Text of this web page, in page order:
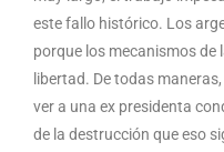
este fallo histórico. Los
porque los mecanismos de
libertad. De todas
ver a una ex presidenta
de la destrucción que eso